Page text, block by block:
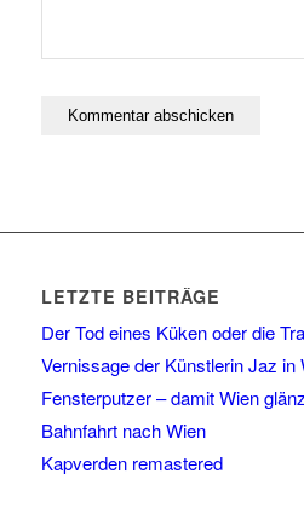
LETZTE BEITRÄGE
Der Tod eines Küken oder die
Vernissage der Künstlerin Jaz in
Fensterputzer – damit Wien
Bahnfahrt nach Wien
Kapverden remastered